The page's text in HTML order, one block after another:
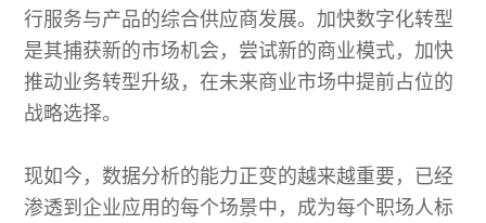
行服务与产品的综合供应商发展。加快数字化转型
是其捕获新的市场机会，尝试新的商业模式，加快
推动业务转型升级，在未来商业市场中提前占位的
战略选择。
现如今，数据分析的能力正变的越来越重要，已经
渗透到企业应用的每个场景中，成为每个职场人标